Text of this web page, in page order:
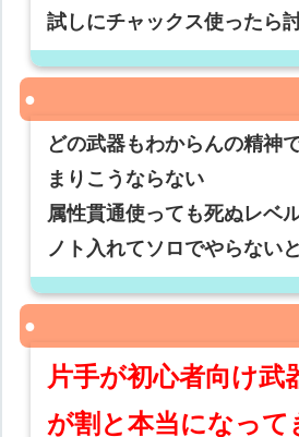
試しにチャックス使ったら
どの武器もわからんの精神
まりこうならない
属性貫通使っても死ぬレベ
ノト入れてソロでやらない
片手が初心者向け武
が割と本当になって